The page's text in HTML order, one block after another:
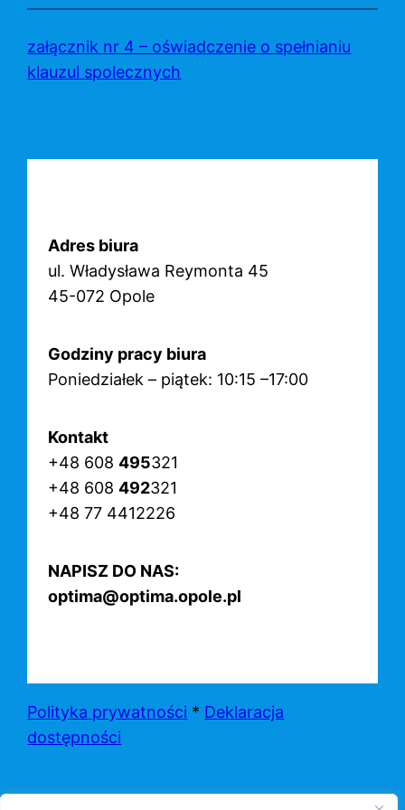
treści
załącznik nr 4 – oświadczenie o spełnianiu
klauzul spolecznych
Adres biura
ul. Władysława Reymonta 45
45-072 Opole
Godziny pracy biura
Poniedziałek – piątek: 10:15 –17:00
Kontakt
+48 608 495321
+48 608 492321
+48 77 4412226
NAPISZ DO NAS:
optima@optima.opole.pl
Polityka prywatności * Deklaracja
dostępności